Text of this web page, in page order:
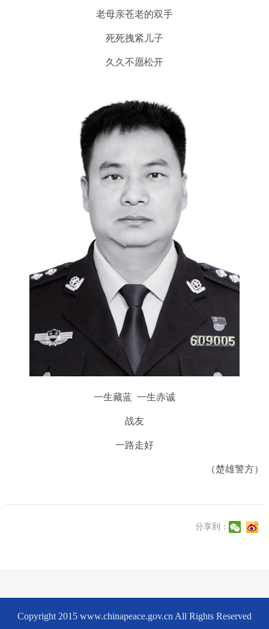
老母亲苍老的双手
死死拽紧儿子
久久不愿松开
一生藏蓝 一生赤诚
战友
一路走好
（楚雄警方）
分享到：
Copyright 2015 www.chinapeace.gov.cn All Rights Reserved